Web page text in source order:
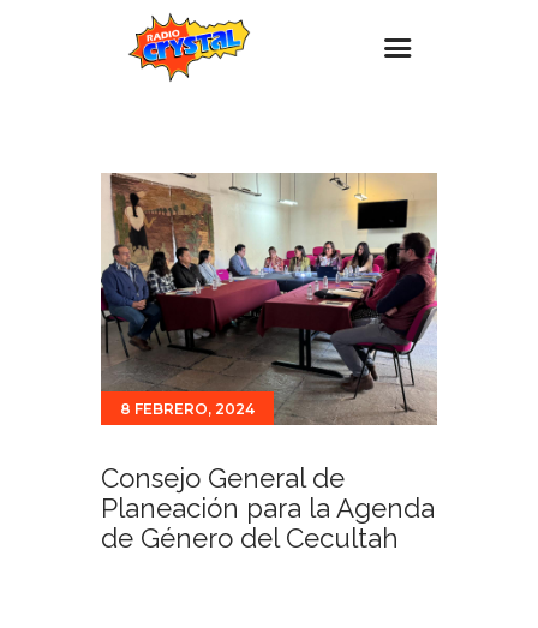
Estaciones
Eventos
Promociones
Noticias
Para ti
Contacto
8 FEBRERO, 2024
Consejo General de
Planeación para la Agenda
de Género del Cecultah